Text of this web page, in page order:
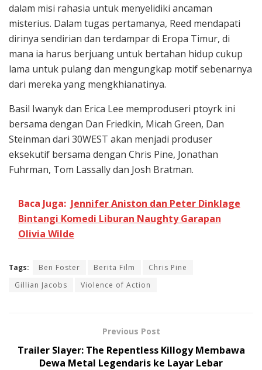
dalam misi rahasia untuk menyelidiki ancaman
misterius. Dalam tugas pertamanya, Reed mendapati
dirinya sendirian dan terdampar di Eropa Timur, di
mana ia harus berjuang untuk bertahan hidup cukup
lama untuk pulang dan mengungkap motif sebenarnya
dari mereka yang mengkhianatinya.
Basil Iwanyk dan Erica Lee memproduseri ptoyrk ini
bersama dengan Dan Friedkin, Micah Green, Dan
Steinman dari 30WEST akan menjadi produser
eksekutif bersama dengan Chris Pine, Jonathan
Fuhrman, Tom Lassally dan Josh Bratman.
Baca Juga: Jennifer Aniston dan Peter Dinklage
Bintangi Komedi Liburan Naughty Garapan
Olivia Wilde
Tags: Ben Foster Berita Film
Chris Pine
Gillian Jacobs
Violence of Action
Previous Post
Trailer Slayer: The Repentless Killogy Membawa
Dewa Metal Legendaris ke Layar Lebar